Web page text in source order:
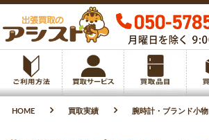
HOME 買取実績 腕時計・ブランド小物